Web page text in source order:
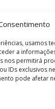
usamos
a
nos permitirá
IDs exclusivos
pode afetar